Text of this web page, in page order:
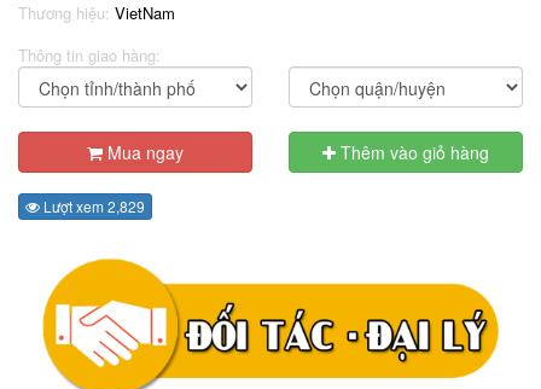
Thương hiệu: VietNam
Thông tin giao hàng:
Mua ngay Thêm vào giỏ hàng
Lượt xem 2,829